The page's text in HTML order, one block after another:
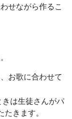
せながら作るこ
お歌に合わせて
きは生徒さんがパ
きます。